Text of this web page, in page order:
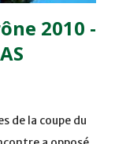
2010 -
de la coupe du